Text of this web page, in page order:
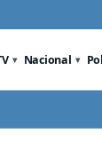
Nacional